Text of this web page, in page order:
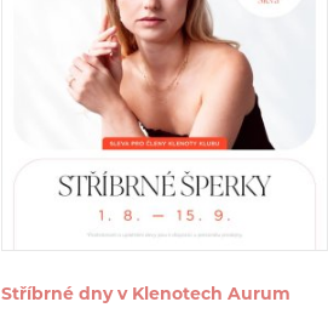
Stříbrné dny v Klenotech Aurum